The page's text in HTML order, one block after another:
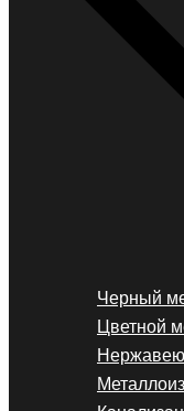
Черный
Цветной